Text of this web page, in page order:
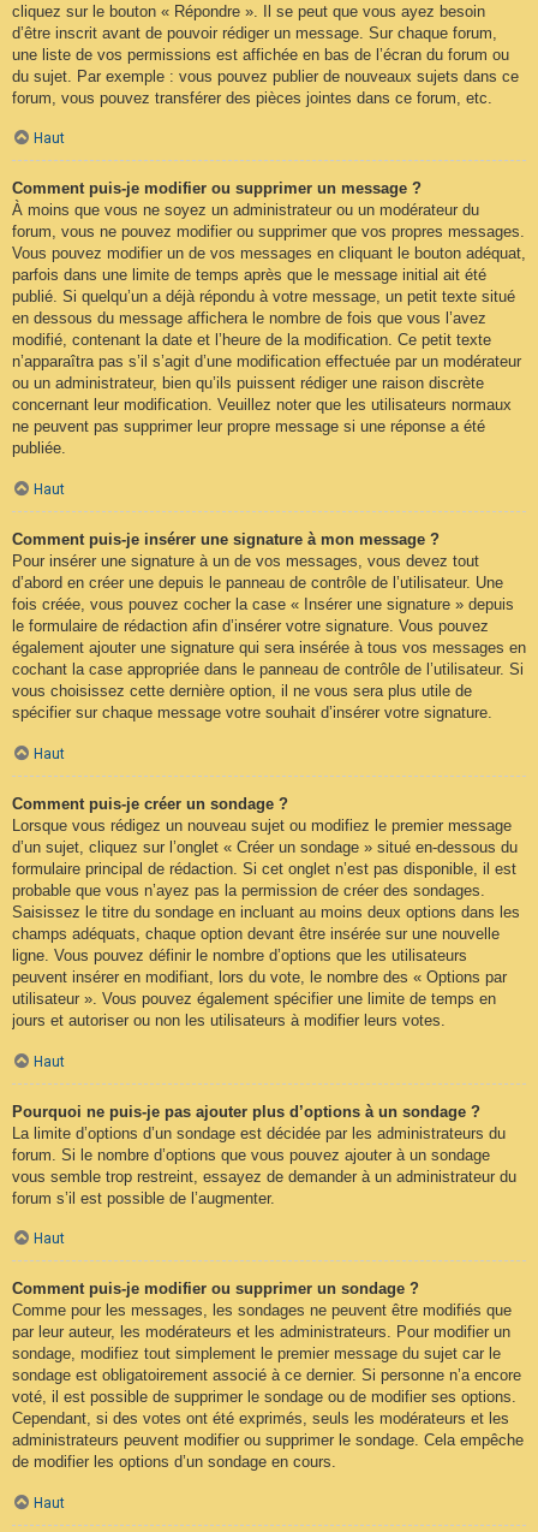
cliquez sur le bouton « Répondre ». Il se peut que vous ayez besoin
d’être inscrit avant de pouvoir rédiger un message. Sur chaque forum,
une liste de vos permissions est affichée en bas de l’écran du forum ou
du sujet. Par exemple : vous pouvez publier de nouveaux sujets dans ce
forum, vous pouvez transférer des pièces jointes dans ce forum, etc.
Haut
Comment puis-je modifier ou supprimer un message ?
À moins que vous ne soyez un administrateur ou un modérateur du
forum, vous ne pouvez modifier ou supprimer que vos propres messages.
Vous pouvez modifier un de vos messages en cliquant le bouton adéquat,
parfois dans une limite de temps après que le message initial ait été
publié. Si quelqu’un a déjà répondu à votre message, un petit texte situé
en dessous du message affichera le nombre de fois que vous l’avez
modifié, contenant la date et l’heure de la modification. Ce petit texte
n’apparaîtra pas s’il s’agit d’une modification effectuée par un modérateur
ou un administrateur, bien qu’ils puissent rédiger une raison discrète
concernant leur modification. Veuillez noter que les utilisateurs normaux
ne peuvent pas supprimer leur propre message si une réponse a été
publiée.
Haut
Comment puis-je insérer une signature à mon message ?
Pour insérer une signature à un de vos messages, vous devez tout
d’abord en créer une depuis le panneau de contrôle de l’utilisateur. Une
fois créée, vous pouvez cocher la case « Insérer une signature » depuis
le formulaire de rédaction afin d’insérer votre signature. Vous pouvez
également ajouter une signature qui sera insérée à tous vos messages en
cochant la case appropriée dans le panneau de contrôle de l’utilisateur. Si
vous choisissez cette dernière option, il ne vous sera plus utile de
spécifier sur chaque message votre souhait d’insérer votre signature.
Haut
Comment puis-je créer un sondage ?
Lorsque vous rédigez un nouveau sujet ou modifiez le premier message
d’un sujet, cliquez sur l’onglet « Créer un sondage » situé en-dessous du
formulaire principal de rédaction. Si cet onglet n’est pas disponible, il est
probable que vous n’ayez pas la permission de créer des sondages.
Saisissez le titre du sondage en incluant au moins deux options dans les
champs adéquats, chaque option devant être insérée sur une nouvelle
ligne. Vous pouvez définir le nombre d’options que les utilisateurs
peuvent insérer en modifiant, lors du vote, le nombre des « Options par
utilisateur ». Vous pouvez également spécifier une limite de temps en
jours et autoriser ou non les utilisateurs à modifier leurs votes.
Haut
Pourquoi ne puis-je pas ajouter plus d’options à un sondage ?
La limite d’options d’un sondage est décidée par les administrateurs du
forum. Si le nombre d’options que vous pouvez ajouter à un sondage
vous semble trop restreint, essayez de demander à un administrateur du
forum s’il est possible de l’augmenter.
Haut
Comment puis-je modifier ou supprimer un sondage ?
Comme pour les messages, les sondages ne peuvent être modifiés que
par leur auteur, les modérateurs et les administrateurs. Pour modifier un
sondage, modifiez tout simplement le premier message du sujet car le
sondage est obligatoirement associé à ce dernier. Si personne n’a encore
voté, il est possible de supprimer le sondage ou de modifier ses options.
Cependant, si des votes ont été exprimés, seuls les modérateurs et les
administrateurs peuvent modifier ou supprimer le sondage. Cela empêche
de modifier les options d’un sondage en cours.
Haut